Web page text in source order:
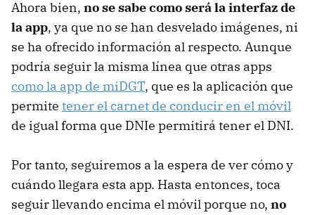
Ahora bien, no se sabe como será la interfaz de
la app, ya que no se han desvelado imágenes, ni
se ha ofrecido información al respecto. Aunque
podría seguir la misma línea que otras apps
como la app de miDGT, que es la aplicación que
permite tener el carnet de conducir en el móvil
de igual forma que DNIe permitirá tener el DNI.
Por tanto, seguiremos a la espera de ver cómo y
cuándo llegara esta app. Hasta entonces, toca
seguir llevando encima el móvil porque no, no